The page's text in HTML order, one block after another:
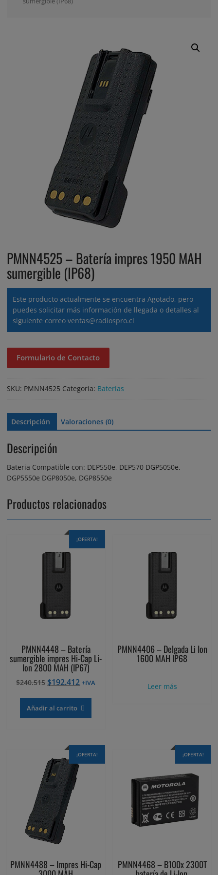
PMNN4525 – Batería impres 1950 MAH
sumergible (IP68)
Este producto actualmente se encuentra Agotado, pero
puedes solicitar más información de llegada o detalles al
siguiente correo ventas@radiospro.cl
Formulario de Contacto
SKU: PMNN4525 Categoría: Baterias
Descripción Valoraciones (0)
Descripción
Bateria Compatible con: DEP550e, DEP570 DGP5050e,
DGP5550e DGP8050e, DGP8550e
Productos relacionados
¡OFERTA!
PMNN4448 – Batería
sumergible impres Hi-Cap Li-
Ion 2800 MAH (IP67)
$240.515 El
original
era:
$192.412El
actual
es:
+IVA
Añadir al carrito
PMNN4406 – Delgada Li Ion
1600 MAH IP68
Leer más
¡OFERTA!
PMNN4488 – Impres Hi-Cap
¡OFERTA!
PMNN4468 – B100x 2300T